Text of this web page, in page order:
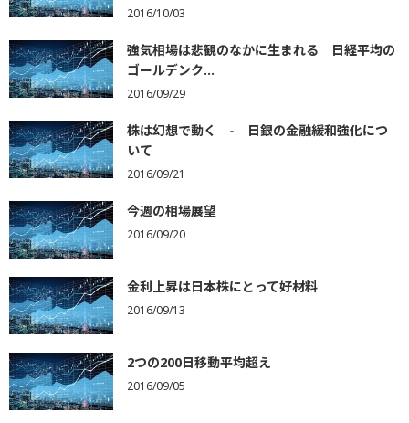
2016/10/03
強気相場は悲観のなかに生まれる 日経平均の
ゴールデンク...
2016/09/29
株は幻想で動く - 日銀の金融緩和強化につ
いて
2016/09/21
今週の相場展望
2016/09/20
金利上昇は日本株にとって好材料
2016/09/13
2つの200日移動平均超え
2016/09/05